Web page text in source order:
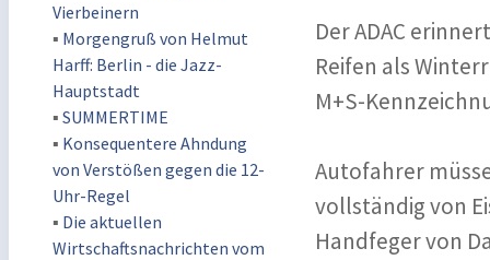
Vierbeinern
▪ Morgengruß von Helmut
Harff: Berlin - die Jazz-
Hauptstadt
▪ SUMMERTIME
▪ Konsequentere Ahndung
von Verstößen gegen die 12-
Uhr-Regel
▪ Die aktuellen
Wirtschaftsnachrichten vom
Der ADAC
Reifen als
M+S-
Autofahrer
vollständig von
Handfeger von